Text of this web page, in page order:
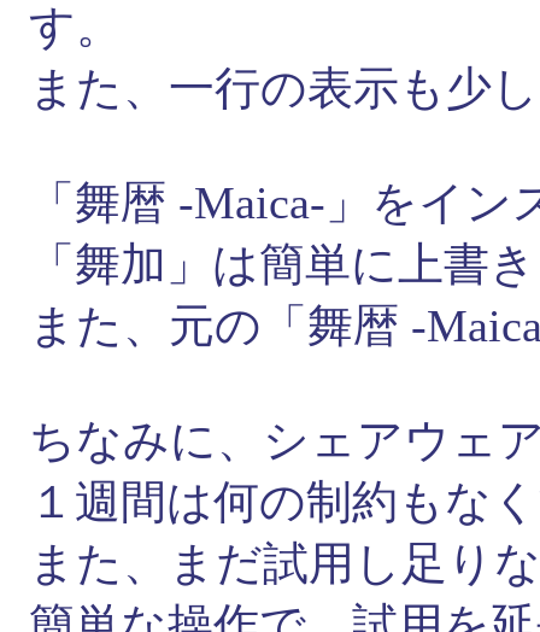
す。
また、一行の表示も少
「舞暦 -Maica-」をイ
「舞加」は簡単に上書
また、元の「舞暦 -
ちなみに、シェアウェ
１週間は何の制約もな
また、まだ試用し足り